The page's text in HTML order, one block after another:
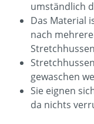
umständlich
Das Material
nach
gewaschen
Sie eignen
da nichts